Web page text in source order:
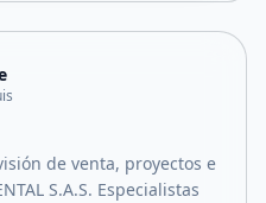
de venta, proyectos e
S.A.S. Especialistas